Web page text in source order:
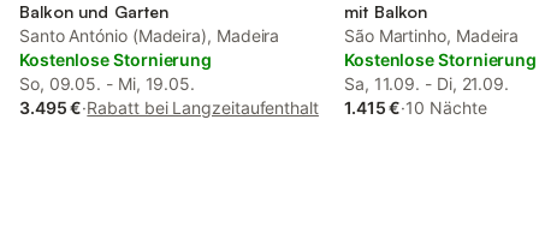
Balkon und Garten
Santo António (Madeira), Madeira
Kostenlose Stornierung
So, 09.05. - Mi, 19.05.
3.495 €·Rabatt bei Langzeitaufenthalt
mit Balkon
São Martinho, Madeira
Kostenlose Stornierung
Sa, 11.09. - Di, 21.09.
1.415 €·10 Nächte